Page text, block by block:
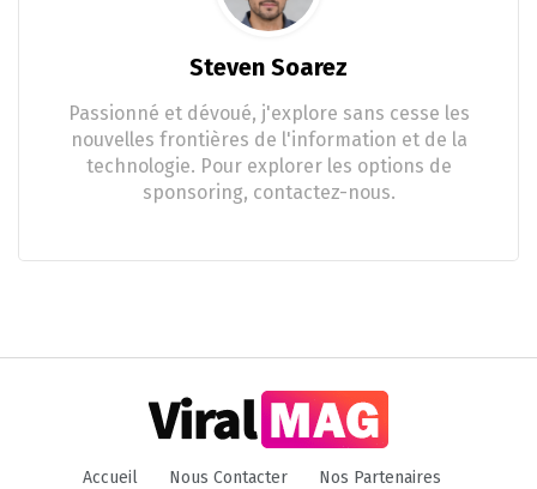
Steven Soarez
Passionné et dévoué, j'explore sans cesse les
nouvelles frontières de l'information et de la
technologie. Pour explorer les options de
sponsoring, contactez-nous.
Accueil Nous Contacter Nos Partenaires